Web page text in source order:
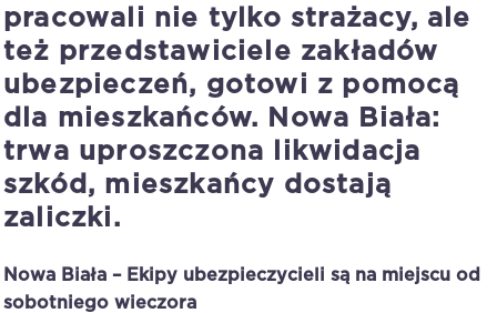
pracowali nie tylko strażacy, ale
też przedstawiciele zakładów
ubezpieczeń, gotowi z pomocą
dla mieszkańców. Nowa Biała:
trwa uproszczona likwidacja
szkód, mieszkańcy dostają
zaliczki.
Nowa Biała – Ekipy ubezpieczycieli są na miejscu od
sobotniego wieczora